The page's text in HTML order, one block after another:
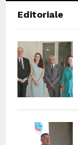
Editoriale